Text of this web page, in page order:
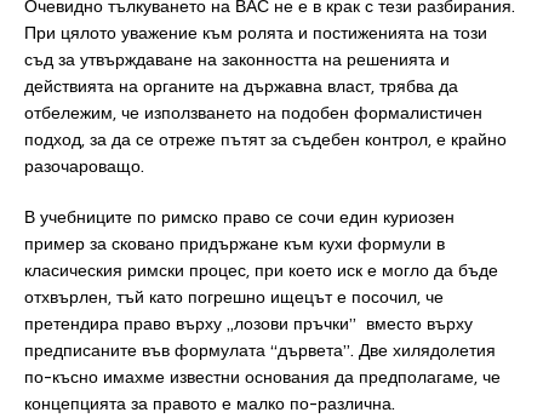
Очевидно тълкуването на ВАС не е в крак с тези разбирания.
При цялото уважение към ролята и постиженията на този
съд за утвърждаване на законността на решенията и
действията на органите на държавна власт, трябва да
отбележим, че използването на подобен формалистичен
подход, за да се отреже пътят за съдебен контрол, е крайно
разочароващо.
В учебниците по римско право се сочи един куриозен
пример за сковано придържане към кухи формули в
класическия римски процес, при което иск е могло да бъде
отхвърлен, тъй като погрешно ищецът е посочил, че
претендира право върху „лозови пръчки” вместо върху
предписаните във формулата “дървета”. Две хилядолетия
по-късно имахме известни основания да предполагаме, че
концепцията за правото е малко по-различна.